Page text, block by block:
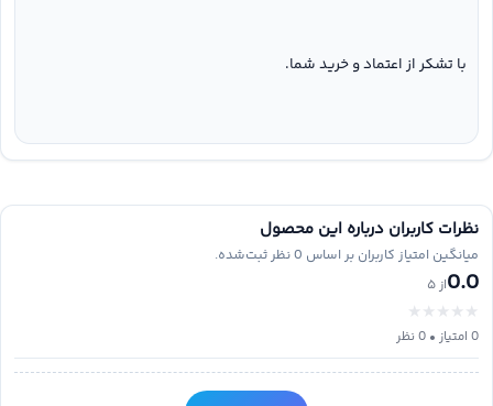
با تشکر از اعتماد و خرید شما.
نظرات کاربران درباره این محصول
میانگین امتیاز کاربران بر اساس 0 نظر ثبت‌شده.
0.0از ۵
★ ★ ★ ★ ★
0 امتیاز • 0 نظر